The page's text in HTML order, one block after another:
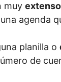
muy
agenda
planilla o
de